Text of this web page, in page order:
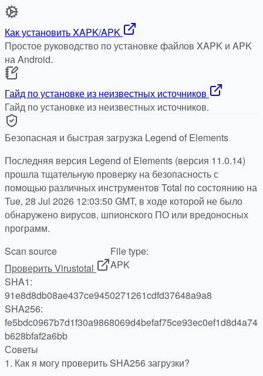
Как установить XAPK/APK
Простое руководство по установке файлов XAPK и APK
на Android.
Гайд по установке из неизвестных источников
Гайд по установке из неизвестных источников.
Безопасная и быстрая загрузка Legend of Elements
Последняя версия Legend of Elements (версия 11.0.14)
прошла тщательную проверку на безопасность с
помощью различных инструментов Total по состоянию на
Tue, 28 Jul 2026 12:03:50 GMT, в ходе которой не было
обнаружено вирусов, шпионского ПО или вредоносных
программ.
Scan source
Проверить Virustotal
File type:
APK
SHA1:
91e8d8db08ae437ce9450271261cdfd37648a9a8
SHA256:
fe5bdc0967b7d1f30a9868069d4befaf75ce93ec0ef1d8d4a74
b628bfaf2a6bb
Советы
1. Как я могу проверить SHA256 загрузки?